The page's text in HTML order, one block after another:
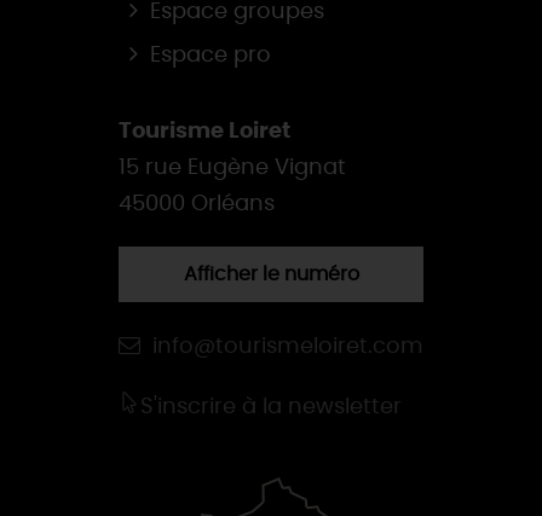
Espace groupes
Espace pro
Tourisme Loiret
15 rue Eugène Vignat
45000 Orléans
Afficher le numéro
info@tourismeloiret.com
S'inscrire à la newsletter